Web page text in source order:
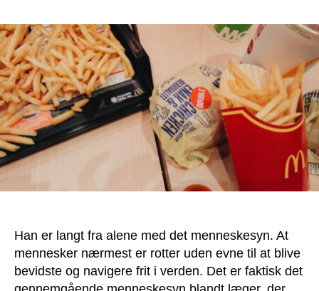
Han er langt fra alene med det menneskesyn. At
mennesker nærmest er rotter uden evne til at blive
bevidste og navigere frit i verden. Det er faktisk det